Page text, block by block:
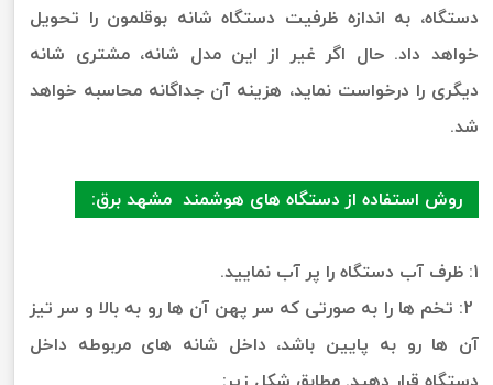
دستگاه، به اندازه ظرفیت دستگاه شانه بوقلمون را تحویل
خواهد داد. حال اگر غیر از این مدل شانه، مشتری شانه
دیگری را درخواست نماید، هزینه آن جداگانه محاسبه خواهد
شد.
روش استفاده از دستگاه های هوشمند مشهد برق:
1: ظرف آب دستگاه را پر آب نمایید.
2: تخم ها را به صورتی که سر پهن آن ها رو به بالا و سر تیز
آن ها رو به پایین باشد، داخل شانه های مربوطه داخل